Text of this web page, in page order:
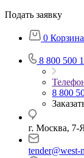
Подать заявку
0 Корзина
8 800 500
8 800
г. Москва, 7-
tender@west-